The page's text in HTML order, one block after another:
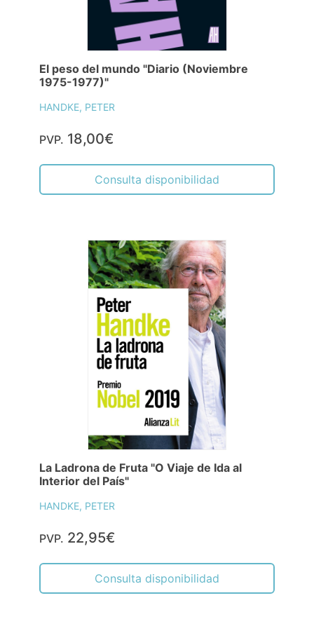
El peso del mundo "Diario (Noviembre
1975-1977)"
HANDKE, PETER
PVP. 18,00€
Consulta disponibilidad
La Ladrona de Fruta "O Viaje de Ida al
Interior del País"
HANDKE, PETER
PVP. 22,95€
Consulta disponibilidad